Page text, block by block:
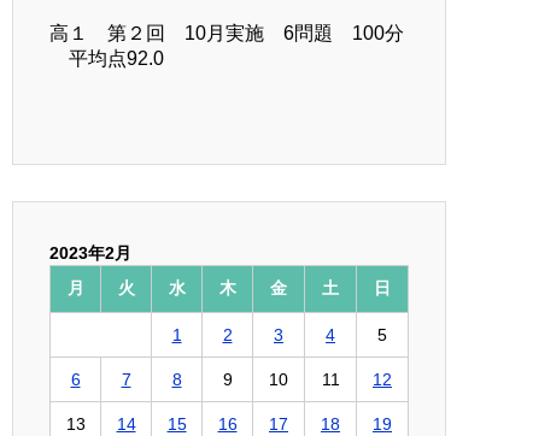
高１ 第２回 10月実施 6問題 100分
平均点92.0
2023年2月
月
火 水 木 金 土 日
1 2 3 4 5
6 7 8 9 10 11 12
13 14 15 16 17 18 19